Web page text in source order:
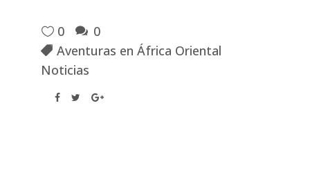
0
0
Aventuras en África Oriental
Noticias